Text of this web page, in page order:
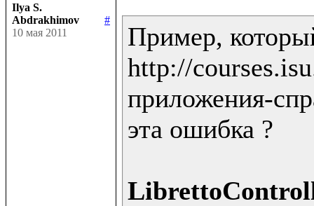
Ilya S.
Abdrakhimov
#
10 мая 2011
Пример,
http://
приложения-
эта ошибка ?